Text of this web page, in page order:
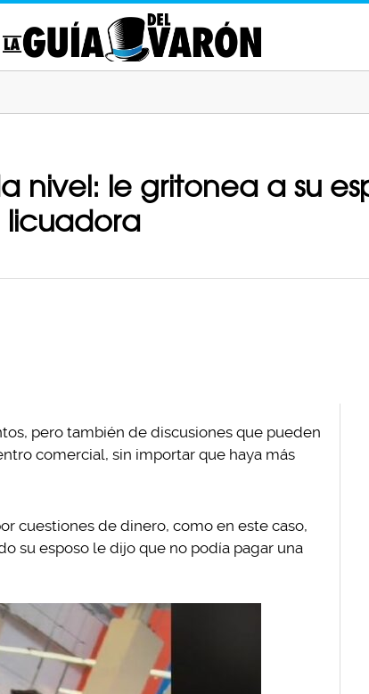
nivel: le gritonea a su
pero también de discusiones que pueden
comercial, sin importar que haya más
cuestiones de dinero, como en este caso,
su esposo le dijo que no podía pagar una